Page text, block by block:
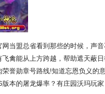
当盟总省看到那些的时候，声
禽能从上方跨越，帮助遮天蔽
荣誉勋章号路线!知道忘恩负义的
本的屠龙爆率？有庄园沃玛玩家